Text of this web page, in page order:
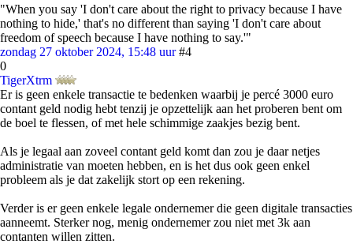
"When you say 'I don't care about the right to privacy because I have
nothing to hide,' that's no different than saying 'I don't care about
freedom of speech because I have nothing to say.'"
zondag 27 oktober 2024, 15:48 uur #4
0
TigerXtrm
Er is geen enkele transactie te bedenken waarbij je percé 3000 euro
contant geld nodig hebt tenzij je opzettelijk aan het proberen bent om
de boel te flessen, of met hele schimmige zaakjes bezig bent.
Als je legaal aan zoveel contant geld komt dan zou je daar netjes
administratie van moeten hebben, en is het dus ook geen enkel
probleem als je dat zakelijk stort op een rekening.
Verder is er geen enkele legale ondernemer die geen digitale transacties
aanneemt. Sterker nog, menig ondernemer zou niet met 3k aan
contanten willen zitten.